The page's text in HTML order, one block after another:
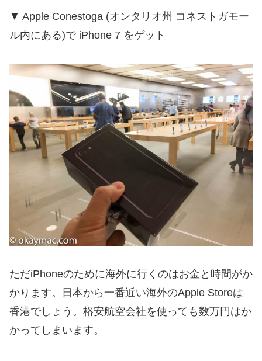
▼ Apple Conestoga (オンタリオ州 コネストガモー
ル内にある)で iPhone 7 をゲット
ただiPhoneのために海外に行くのはお金と時間がか
かります。日本から一番近い海外のApple Storeは
香港でしょう。格安航空会社を使っても数万円はか
かってしまいます。